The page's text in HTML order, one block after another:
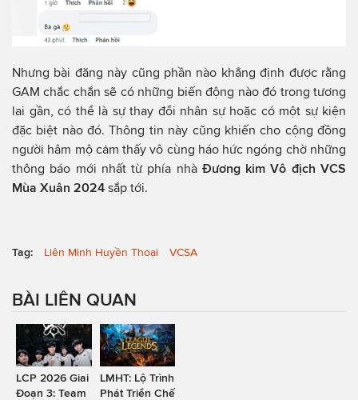
Nhưng bài đăng này cũng phần nào khẳng định được rằng
GAM chắc chắn sẽ có những biến động nào đó trong tương
lai gần, có thể là sự thay đổi nhân sự hoặc có một sự kiện
đặc biệt nào đó. Thông tin này cũng khiến cho cộng đồng
người hâm mộ cảm thấy vô cùng háo hức ngóng chờ những
thông báo mới nhất từ phía nhà Đương kim Vô địch VCS
Mùa Xuân 2024 sắp tới.
Tag: Liên Minh Huyền Thoại VCSA
BÀI LIÊN QUAN
LCP 2026 Giai
Đoạn 3: Team
LMHT: Lộ Trình
Phát Triển Chế